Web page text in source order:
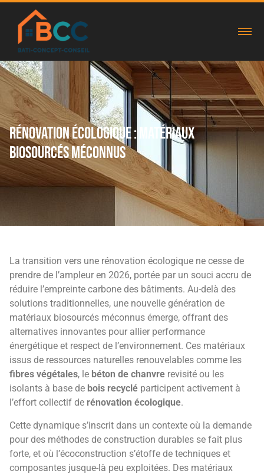
Rénovation écologique : matériaux
biosourcés méconnus
La transition vers une rénovation écologique ne cesse de
prendre de l’ampleur en 2026, portée par un souci accru de
réduire l’empreinte carbone des bâtiments. Au-delà des
solutions traditionnelles, une nouvelle génération de
matériaux biosourcés méconnus émerge, offrant des
alternatives innovantes pour allier performance
énergétique et respect de l’environnement. Ces matériaux
issus de ressources naturelles renouvelables comme les
fibres végétales, le béton de chanvre revisité ou les
isolants à base de bois recyclé participent activement à
l’effort collectif de rénovation écologique.
Cette dynamique s’inscrit dans un contexte où la demande
pour des méthodes de construction durables se fait plus
forte, et où l’écoconstruction s’étoffe de techniques et
composantes jusque-là peu exploitées. Des matériaux